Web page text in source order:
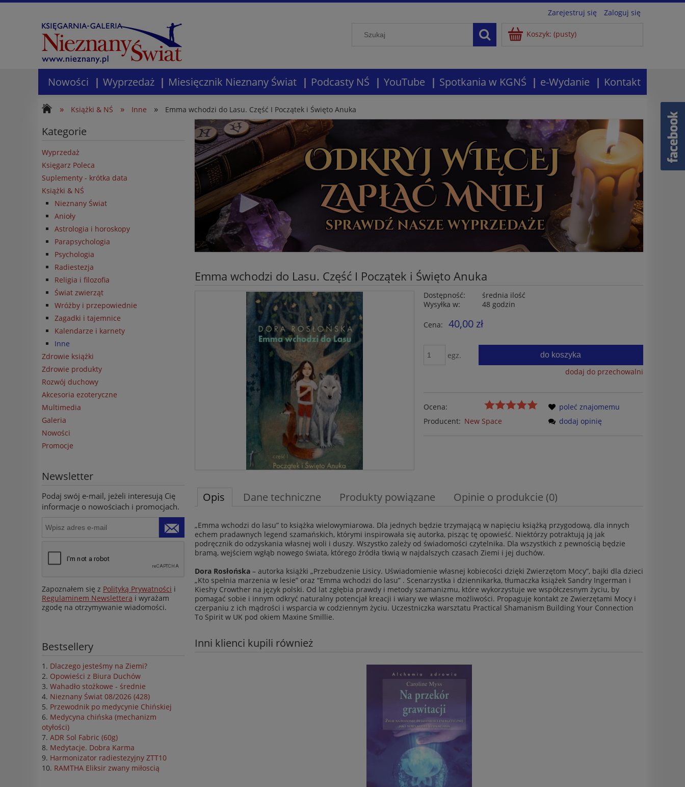
Zarejestruj się Zaloguj się
Koszyk: (pusty)
Nowości Wyprzedaż Miesięcznik Nieznany Świat Podcasty NŚ YouTube Spotkania w KGNŚ e-Wydanie Kontakt
» Książki & NŚ » Inne » Emma wchodzi do Lasu. Część I Początek i Święto Anuka
Kategorie
Wyprzedaż
Księgarz Poleca
Suplementy - krótka data
Książki & NŚ
Nieznany Świat
Anioły
Astrologia i horoskopy
Parapsychologia
Psychologia
Radiestezja
Religia i filozofia
Świat zwierząt
Wróżby i przepowiednie
Zagadki i tajemnice
Kalendarze i karnety
Inne
Zdrowie książki
Zdrowie produkty
Rozwój duchowy
Akcesoria ezoteryczne
Multimedia
Galeria
Nowości
Promocje
Newsletter
Podaj swój e-mail, jeżeli interesują Cię
informacje o nowościach i promocjach.
Zapoznałem się z Polityką Prywatności i
Regulaminem Newslettera i wyrażam
zgodę na otrzymywanie wiadomości.
Bestsellery
Dlaczego jesteśmy na Ziemi?
Opowieści z Biura Duchów
Wahadło stożkowe - średnie
Nieznany Świat 08/2026 (428)
Przewodnik po medycynie Chińskiej
Medycyna chińska (mechanizm
otyłości)
ADR Sol Fabric (60g)
Medytacje. Dobra Karma
Harmonizator radiestezyjny ZTT10
RAMTHA Eliksir zwany miłoscią
Emma wchodzi do Lasu. Część I Początek i Święto Anuka
Dostępność:
średnia ilość
Wysyłka w:
48 godzin
Cena: 40,00 zł
egz. do koszyka
dodaj do przechowalni
Ocena:
Producent: New Space
poleć znajomemu
dodaj opinię
Opis Dane techniczne Produkty powiązane Opinie o produkcie (0)
„Emma wchodzi do lasu” to książka wielowymiarowa. Dla jednych będzie trzymającą w napięciu książką przygodową, dla innych
echem pradawnych legend szamańskich, którymi inspirowała się autorka, pisząc tę opowieść. Niektórzy potraktują ją jak
podręcznik do odzyskania własnej woli i duszy. Wszystko zależy od świadomości czytelnika. Dla wszystkich z pewnością będzie
bramą, wejściem wgłąb nowego świata, którego źródła tkwią w najdalszych czasach Ziemi i jej duchów.
Dora Rosłońska – autorka książki „Przebudzenie Lisicy. Uświadomienie własnej kobiecości dzięki Zwierzętom Mocy”, bajki dla dzieci
„Kto spełnia marzenia w lesie” oraz “Emma wchodzi do lasu” . Scenarzystka i dziennikarka, tłumaczka książek Sandry Ingerman i
Kieshy Crowther na język polski. Od lat zgłębia prawdy i metody szamanizmu, które wykorzystuje we współczesnym życiu, by
pomagać sobie i innym odkryć naturalny potencjał kreacji i wiary we własne możliwości. Propaguje kontakt ze Zwierzętami Mocy i
czerpaniu z ich mądrości i wsparcia w codziennym życiu. Uczestniczka warsztatu Practical Shamanism Building Your Connection
To Spirit w UK pod okiem Maxine Smillie.
Inni klienci kupili również